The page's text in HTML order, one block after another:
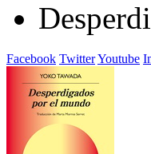
Facebook TwitterYoutube